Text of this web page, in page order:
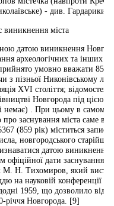
- див. Гардарики
виникнення міста
датою виникнення
археологічних та інших
умовно вважати 859
з пізньої Никонівському
XVI століття; відомостей
Новгорода під цією
немає) . При цьому в самому
про заснування міста саме в
(859 рік) міститься запис
новгородського
датою виникнення
офіційної дати заснування
М. Н. Тихомиров, який
на науковій конференції в
1959, що дозволило
річчя Новгорода. [9]